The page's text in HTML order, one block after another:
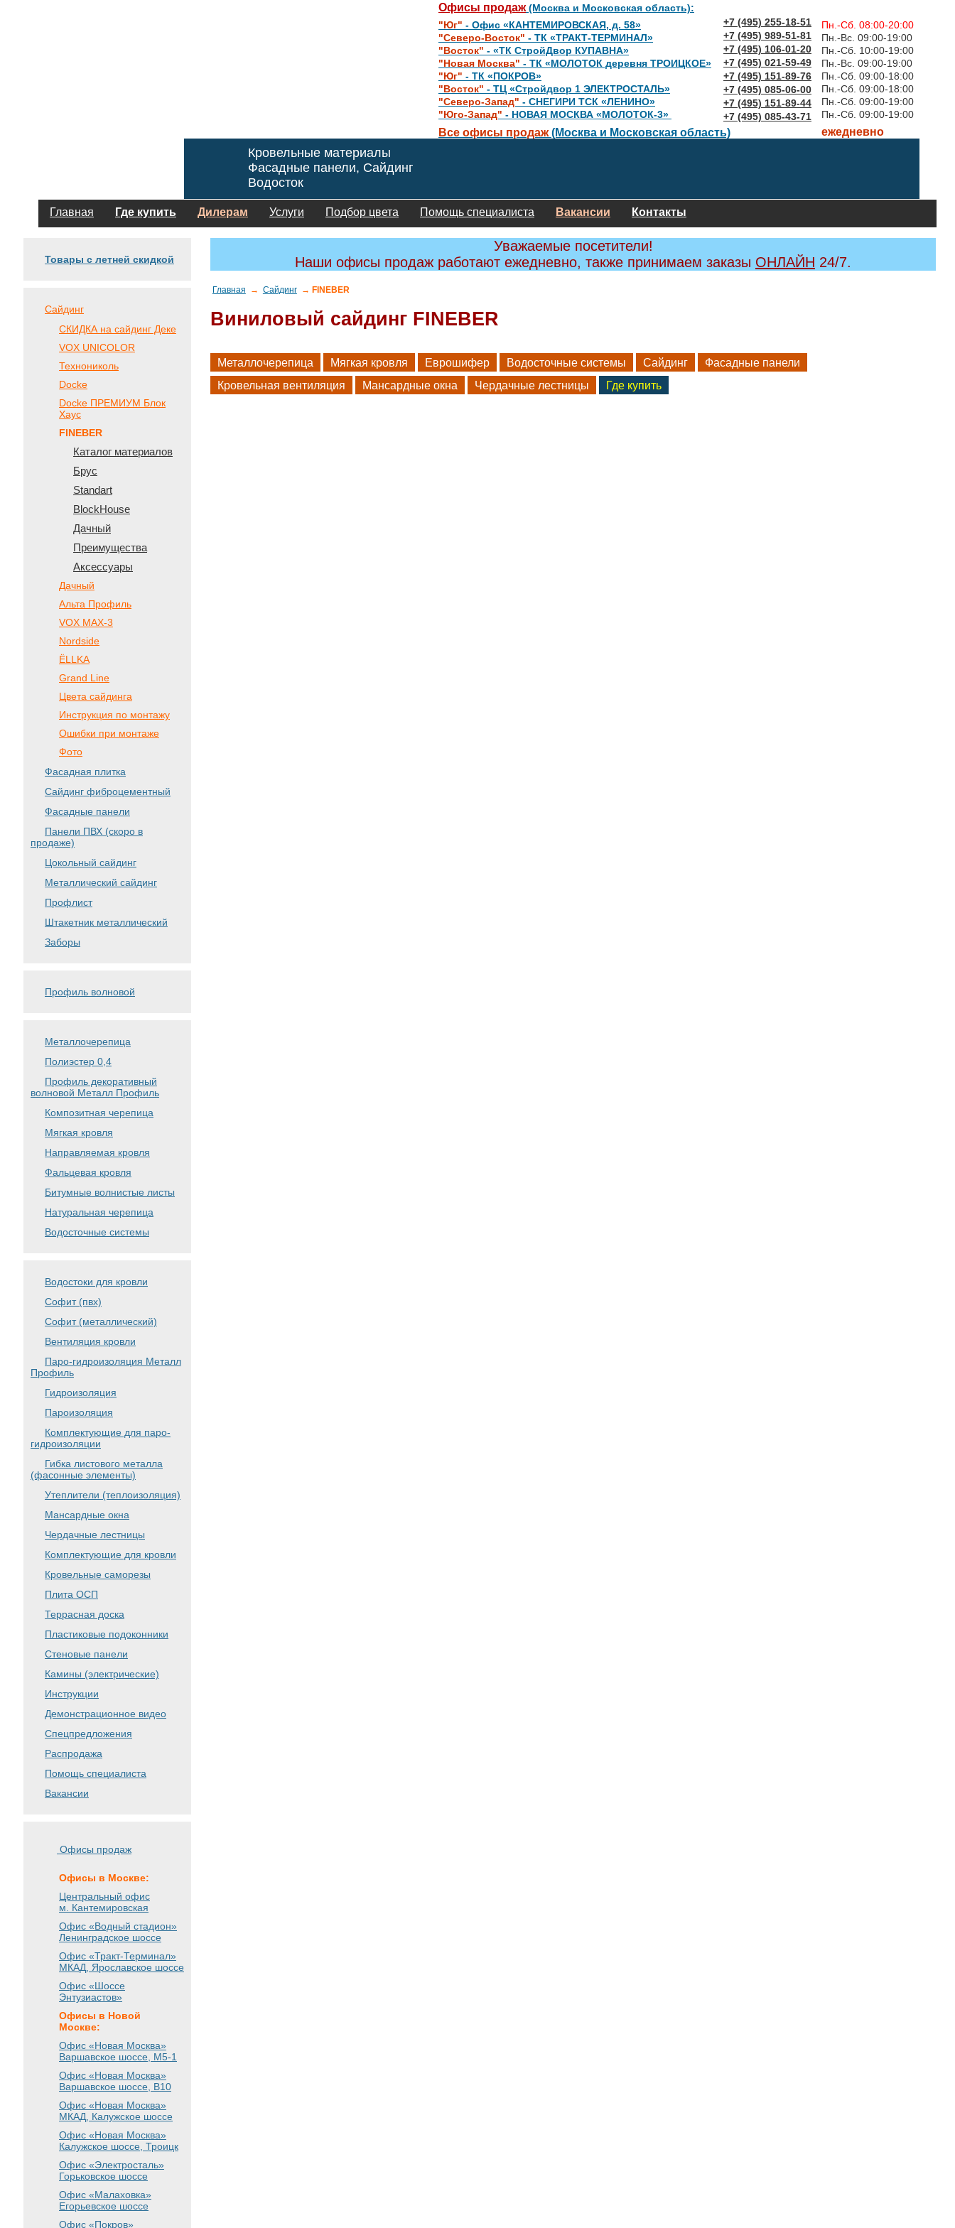
Офисы продаж(Москва и Московская область):
"Юг" - Офис «КАНТЕМИРОВСКАЯ, д. 58»
"Северо-Восток" - ТК «ТРАКТ-ТЕРМИНАЛ»
"Восток" - «ТК СтройДвор КУПАВНА»
"Новая Москва" - ТК «МОЛОТОК деревня ТРОИЦКОЕ»
"Юг" - ТК «ПОКРОВ»
"Восток" - ТЦ «Стройдвор 1 ЭЛЕКТРОСТАЛЬ»
"Северо-Запад" - СНЕГИРИ ТСК «ЛЕНИНО»
"Юго-Запад" - НОВАЯ МОСКВА «МОЛОТОК-3»
Все офисы продаж(Москва и Московская область)
+7 (495) 255-18-51
+7 (495) 989-51-81
+7 (495) 106-01-20
+7 (495) 021-59-49
+7 (495) 151-89-76
+7 (495) 085-06-00
+7 (495) 151-89-44
+7 (495) 085-43-71
Пн.-Сб. 08:00-20:00
Пн.-Вс. 09:00-19:00
Пн.-Сб. 10:00-19:00
Пн.-Вс. 09:00-19:00
Пн.-Сб. 09:00-18:00
Пн.-Сб. 09:00-18:00
Пн.-Сб. 09:00-19:00
Пн.-Сб. 09:00-19:00
ежедневно
Кровельные материалы
Фасадные панели, Сайдинг
Водосток
Главная Где купить Дилерам Услуги Подбор цвета Помощь специалиста Вакансии Контакты
Товары с летней скидкой
Сайдинг
СКИДКА на сайдинг Деке
VOX UNICOLOR
Технониколь
Docke
Docke ПРЕМИУМ Блок
Хаус
FINEBER
Каталог материалов
Брус
Standart
BlockHouse
Дачный
Преимущества
Аксессуары
Дачный
Альта Профиль
VOX МАХ-3
Nordside
ЁLLKA
Grand Line
Цвета сайдинга
Инструкция по монтажу
Ошибки при монтаже
Фото
Фасадная плитка
Сайдинг фиброцементный
Фасадные панели
Панели ПВХ (скоро в
продаже)
Цокольный сайдинг
Металлический сайдинг
Профлист
Штакетник металлический
Заборы
Профиль волновой
Металлочерепица
Полиэстер 0,4
Профиль декоративный
волновой Металл Профиль
Композитная черепица
Мягкая кровля
Направляемая кровля
Фальцевая кровля
Битумные волнистые листы
Натуральная черепица
Водосточные системы
Водостоки для кровли
Софит (пвх)
Софит (металлический)
Вентиляция кровли
Паро-гидроизоляция Металл
Профиль
Гидроизоляция
Пароизоляция
Комплектующие для паро-
гидроизоляции
Гибка листового металла
(фасонные элементы)
Утеплители (теплоизоляция)
Мансардные окна
Чердачные лестницы
Комплектующие для кровли
Кровельные саморезы
Плита ОСП
Террасная доска
Пластиковые подоконники
Стеновые панели
Камины (электрические)
Инструкции
Демонстрационное видео
Спецпредложения
Распродажа
Помощь специалиста
Вакансии
Офисы продаж
Офисы в Москве:
Центральный офис
м. Кантемировская
Офис «Водный стадион»
Ленинградское шоссе
Офис «Тракт-Терминал»
МКАД, Ярославское шоссе
Офис «Шоссе
Энтузиастов»
Офисы в Новой
Москве:
Офис «Новая Москва»
Варшавское шоссе , М5-1
Офис «Новая Москва»
Варшавское шоссе , B10
Офис «Новая Москва»
МКАД, Калужское шоссе
Офис «Новая Москва»
Калужское шоссе, Троицк
Офис «Электросталь»
Горьковское шоссе
Офис «Малаховка»
Егорьевское шоссе
Офис «Покров»
Уважаемые посетители!
Наши офисы продаж работают ежедневно, также принимаем заказы ОНЛАЙН 24/7.
Главная → Сайдинг → FINEBER
Виниловый сайдинг FINEBER
Металлочерепица Мягкая кровля Еврошифер Водосточные системы Сайдинг
Фасадные панели
Кровельная вентиляция
Мансардные окна Чердачные лестницы Где купить